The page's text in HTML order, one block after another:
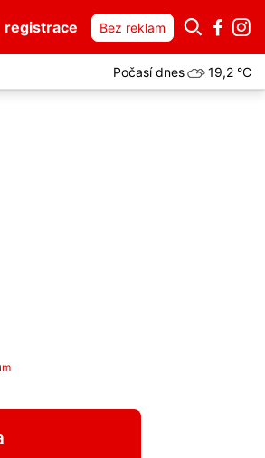
registrace Bez reklam
Počasí dnes 19,2 °C